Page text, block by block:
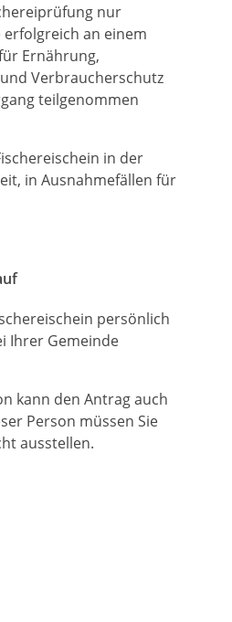
nur
erfolgreich an einem
Ernährung,
Verbraucherschutz
teilgenommen
in der
in Ausnahmefällen für
persönlich
Ihrer Gemeinde
kann den Antrag auch
Person müssen Sie
ausstellen.